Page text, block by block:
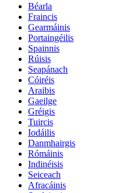
Béarla
Fraincis
Gearmáinis
Portaingéilis
Spainnis
Rúisis
Seapánach
Cóiréis
Araibis
Gaeilge
Gréigis
Tuircis
Iodáilis
Danmhairgis
Rómáinis
Indinéisis
Seiceach
Afracáinis